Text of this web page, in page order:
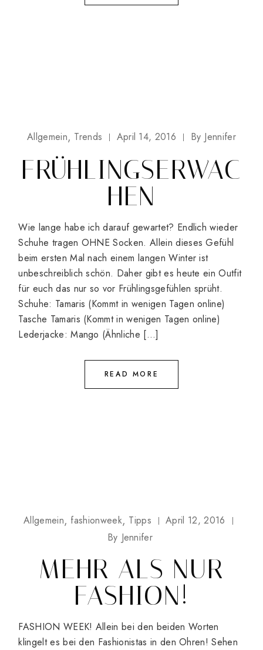
Allgemein Trends April 14, 2016 By Jennifer
FRÜHLINGSERWAC
HEN
Wie lange habe ich darauf gewartet? Endlich wieder
Schuhe tragen OHNE Socken. Allein dieses Gefühl
beim ersten Mal nach einem langen Winter ist
unbeschreiblich schön. Daher gibt es heute ein Outfit
für euch das nur so vor Frühlingsgefühlen sprüht.
Schuhe: Tamaris (Kommt in wenigen Tagen online)
Tasche Tamaris (Kommt in wenigen Tagen online)
Lederjacke: Mango (Ähnliche […]
READ MORE
Allgemein fashionweek Tipps
April 12, 2016
By Jennifer
MEHR ALS NUR
FASHION!
FASHION WEEK! Allein bei den beiden Worten
klingelt es bei den Fashionistas in den Ohren! Sehen